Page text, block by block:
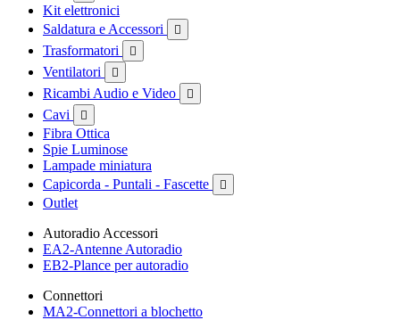
Kit elettronici
Saldatura e Accessori

Trasformatori 
Ventilatori 
Ricambi Audio e Video 
Cavi 
Fibra Ottica
Spie Luminose
Lampade miniatura
Capicorda - Puntali - Fascette

Outlet
Autoradio Accessori
EA2-Antenne Autoradio
EB2-Plance per autoradio
Connettori
MA2-Connettori a blochetto